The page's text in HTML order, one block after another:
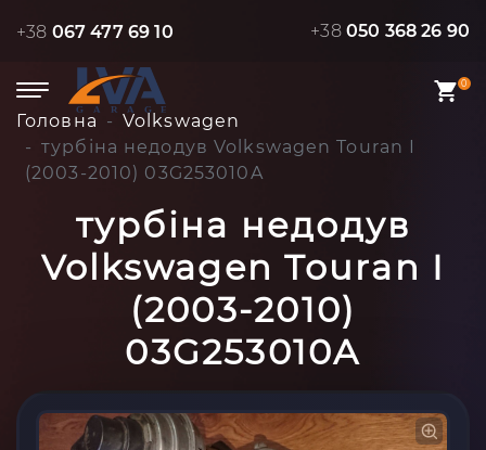
+38 067 477 69 10 +38 050 368 26 90
0
Головна
Volkswagen
турбіна недодув Volkswagen Touran I
(2003-2010) 03G253010A
турбіна недодув
Volkswagen Touran I
(2003-2010)
03G253010A